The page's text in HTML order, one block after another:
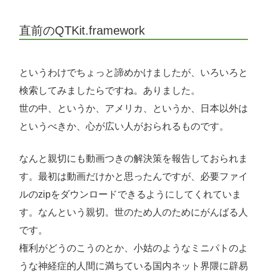
直前のQTKit.framework
というわけでちょっと諦めかけましたが、いろいろと
検索してみましたらですね。ありました。
世の中、というか、アメリカ、というか、日本以外は
というべきか、心が広い人がおられるものです。
なんと親切にも動画つきの解決策を報告しておられま
す。最初は動画だけかと思ったんですが、必要ファイ
ルのzipをダウンロードできるようにしてくれていま
す。なんという親切。世のため人のためにがんばる人
です。
権利がどうのこうのとか、小姑のようなミニパトのよ
うな神経症的人間に満ちている国内ネット界隈に辟易